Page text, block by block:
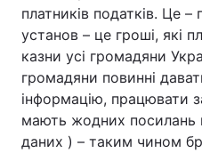
Україна
Економіка
Спорт
Техно і зв'язок
платників податків. Це
установ – це гроші, які
казни усі громадяни
громадяни повинні
інформацію, працювати
мають жодних посилань
даних ) – таким чином